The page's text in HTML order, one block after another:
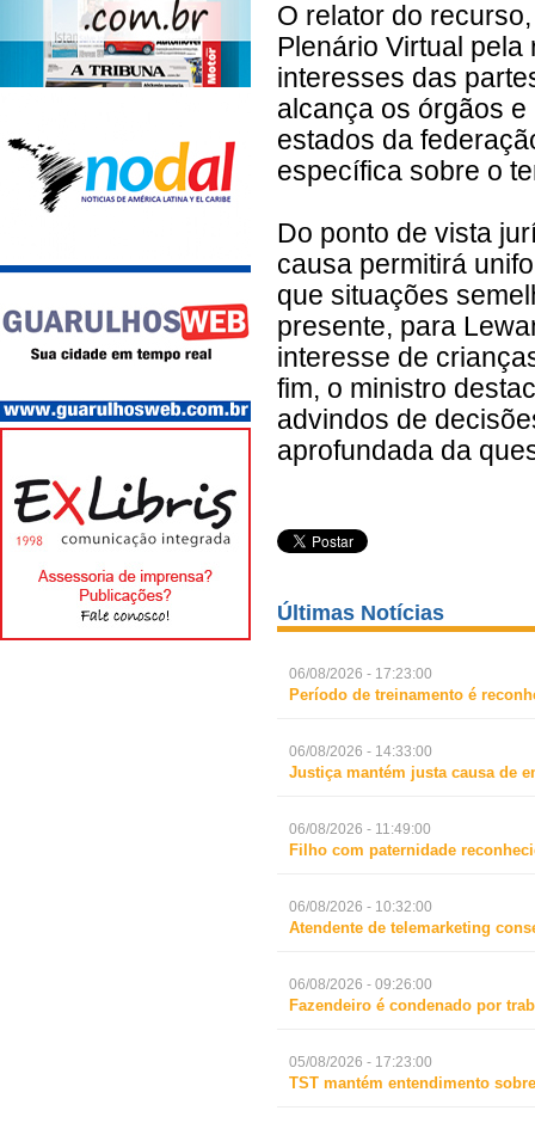
O relator do
Plenário Virtual
interesses das
alcança os órgãos
estados da
específica sobre o
Do ponto de vista
causa permitirá
que situações
presente, para
interesse de
fim, o ministro
advindos de
aprofundada da
Últimas Notícias
06/08/2026 - 17:23:00
Período de treinamento é
06/08/2026 - 14:33:00
Justiça mantém justa causa de
06/08/2026 - 11:49:00
Filho com paternidade
06/08/2026 - 10:32:00
Atendente de telemarketing
06/08/2026 - 09:26:00
Fazendeiro é condenado por
05/08/2026 - 17:23:00
TST mantém entendimento